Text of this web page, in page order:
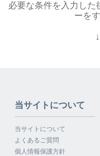
必要な条件を入力した
ーを
↓
当サイトについて
当サイトについて
よくあるご質問
個人情報保護方針